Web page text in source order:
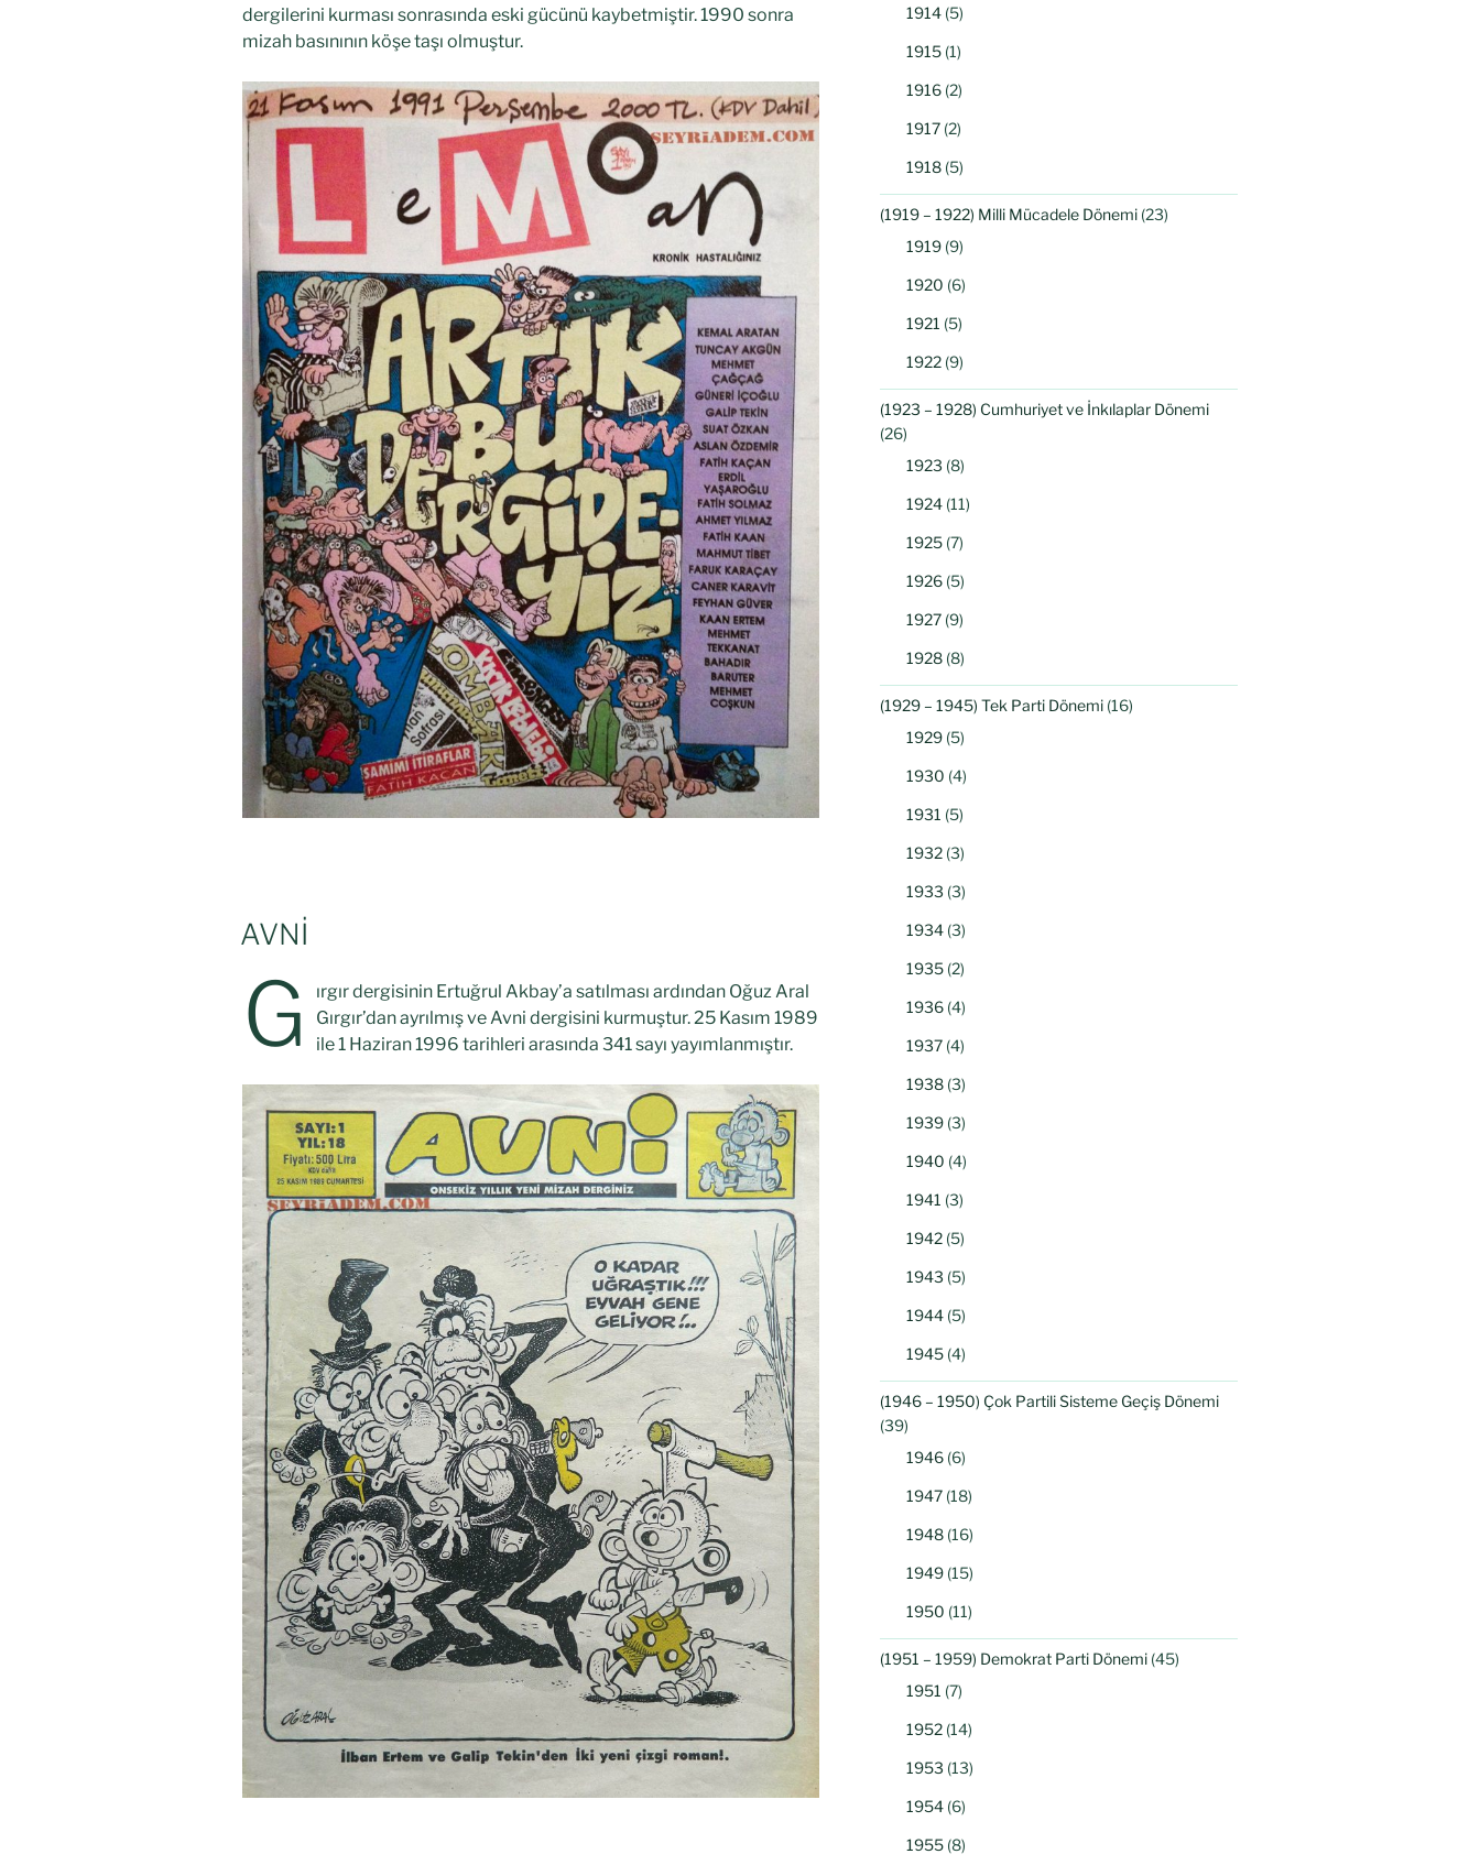
dergilerini kurması sonrasında eski gücünü kaybetmiştir. 1990 sonra
mizah basınının köşe taşı olmuştur.
AVNİ
G
ırgır dergisinin Ertuğrul Akbay’a satılması ardından Oğuz Aral
Gırgır’dan ayrılmış ve Avni dergisini kurmuştur. 25 Kasım 1989
ile 1 Haziran 1996 tarihleri arasında 341 sayı yayımlanmıştır.
1914(5)
1915(1)
1916(2)
1917(2)
1918(5)
(1919 – 1922) Milli Mücadele Dönemi(23)
1919(9)
1920 (6)
1921 (5)
1922(9)
(1923 – 1928) Cumhuriyet ve İnkılaplar Dönemi
(26)
1923 (8)
1924(11)
1925(7)
1926(5)
1927(9)
1928(8)
(1929 – 1945) Tek Parti Dönemi(16)
1929(5)
1930 (4)
1931 (5)
1932(3)
1933 (3)
1934(3)
1935(2)
1936(4)
1937(4)
1938(3)
1939(3)
1940 (4)
1941 (3)
1942(5)
1943 (5)
1944(5)
1945(4)
(1946 – 1950) Çok Partili Sisteme Geçiş Dönemi
(39)
1946(6)
1947(18)
1948(16)
1949(15)
1950 (11)
(1951 – 1959) Demokrat Parti Dönemi(45)
1951 (7)
1952(14)
1953 (13)
1954(6)
1955(8)